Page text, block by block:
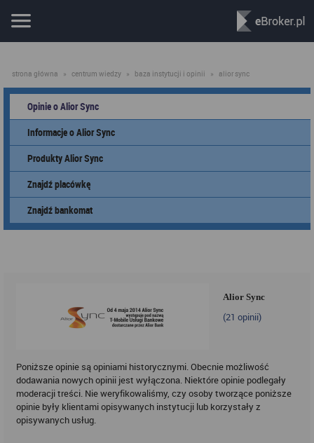
strona główna » centrum wiedzy » baza instytucji i opinii » alior sync
Opinie o Alior Sync
Informacje o Alior Sync
Produkty Alior Sync
Znajdź placówkę
Znajdź bankomat
Alior Sync
(21 opinii)
Poniższe opinie są opiniami historycznymi. Obecnie możliwość
dodawania nowych opinii jest wyłączona. Niektóre opinie podlegały
moderacji treści. Nie weryfikowaliśmy, czy osoby tworzące poniższe
opinie były klientami opisywanych instytucji lub korzystały z
opisywanych usług.